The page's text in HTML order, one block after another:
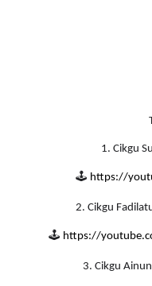
1. Cikgu
🕹 https://
2. Cikgu
🕹 https://
3. Cikgu